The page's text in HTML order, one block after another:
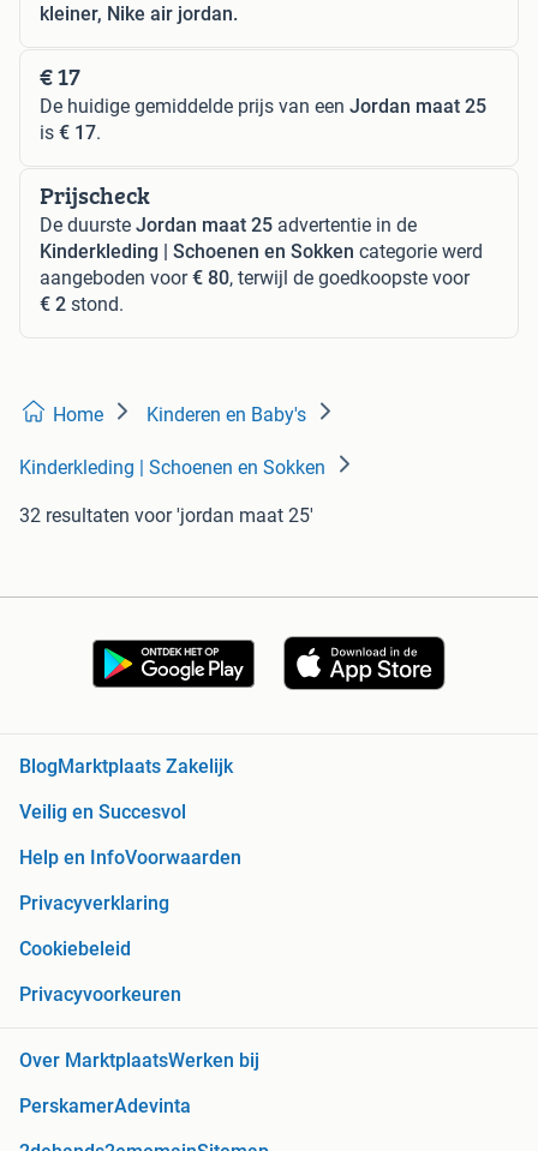
kleiner, Nike air jordan.
€ 17
De huidige gemiddelde prijs van een Jordan maat 25
is € 17.
Prijscheck
De duurste Jordan maat 25 advertentie in de
Kinderkleding | Schoenen en Sokken categorie werd
aangeboden voor€ 80, terwijl de goedkoopste voor
€ 2 stond.
Home Kinderen en Baby's
Kinderkleding | Schoenen en Sokken
32 resultaten voor 'jordan maat 25'
BlogMarktplaats Zakelijk
Veilig en Succesvol
Help en InfoVoorwaarden
Privacyverklaring
Cookiebeleid
Privacyvoorkeuren
Over MarktplaatsWerken bij
PerskamerAdevinta